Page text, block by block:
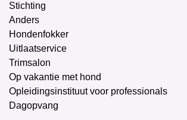
Stichting
Anders
Hondenfokker
Uitlaatservice
Trimsalon
Op vakantie met hond
Opleidingsinstituut voor professionals
Dagopvang